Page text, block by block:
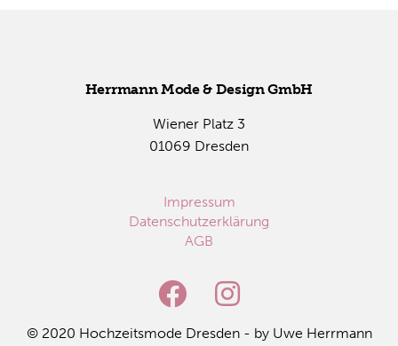
Herr­mann Mode & De­sign GmbH
Wie­ner Platz 3
01069 Dres­den
Impressum
Datenschutzerklärung
AGB
© 2020 Hoch­zeits­mo­de Dres­den - by Uwe Herr­mann